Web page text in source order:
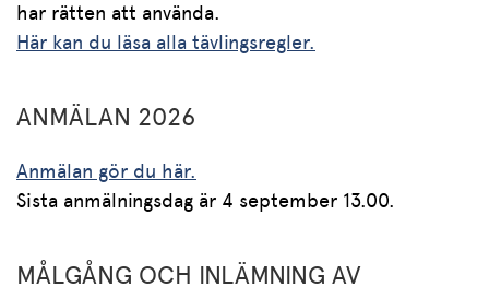
har rätten att använda.
Här kan du läsa alla tävlingsregler.
ANMÄLAN 2026
Anmälan gör du här.
Sista anmälningsdag är 4 september 13.00.
MÅLGÅNG OCH INLÄMNING AV